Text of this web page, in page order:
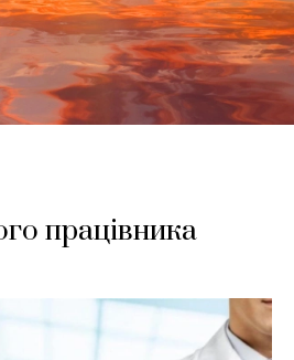
працівника